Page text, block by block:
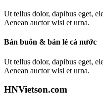
Ut tellus dolor, dapibus eget,
Aenean auctor wisi et urna.
Bán buôn & bán lẻ cả nước
Ut tellus dolor, dapibus eget,
Aenean auctor wisi et urna.
HNVietson.com